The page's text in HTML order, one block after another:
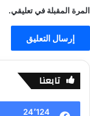
المرة المقبلة في تعليقي.
تابعنا
24٬124